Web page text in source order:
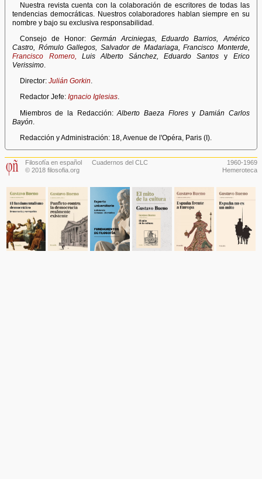
Nuestra revista cuenta con la colaboración de escritores de todas las
tendencias democráticas. Nuestros colaboradores hablan siempre en su
nombre y bajo su exclusiva responsabilidad.
Consejo de Honor:Germán Arciniegas, Eduardo Barrios, Américo
Castro, Rómulo Gallegos, Salvador de Madariaga, Francisco Monterde,
Francisco Romero,
Luis Alberto Sánchez, Eduardo Santos y Erico
Verissimo.
Director: Julián Gorkin.
Redactor Jefe: Ignacio Iglesias.
Miembros de la Redacción:Alberto Baeza Floresy Damián Carlos
Bayón
Redacción y Administración: 18, Avenue de l'Opéra, Paris (I).
Filosofía en español
© 2018 filosofia.org
Cuadernos del CLC
1960-1969
Hemeroteca